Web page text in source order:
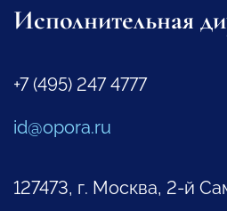
Исполнительная
+7 (495) 247 4777
id@opora.ru
127473, г. Москва, 2-й